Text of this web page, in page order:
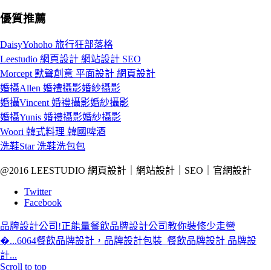
優質推薦
DaisyYohoho 旅行狂部落格
Leestudio 網頁設計 網站設計 SEO
Morcept 默聲創意 平面設計 網頁設計
婚攝Allen 婚禮攝影婚紗攝影
婚攝Vincent 婚禮攝影婚紗攝影
婚攝Yunis 婚禮攝影婚紗攝影
Woori 韓式料理 韓國啤酒
洗鞋Star 洗鞋洗包包
@2016 LEESTUDIO 網頁設計｜網站設計｜SEO｜官網設計
Twitter
Facebook
品牌設計公司!正能量餐飲品牌設計公司教你裝修少走彎
�...6064餐飲品牌設計，品牌設計包裝_餐飲品牌設計 品牌設
計...
Scroll to top